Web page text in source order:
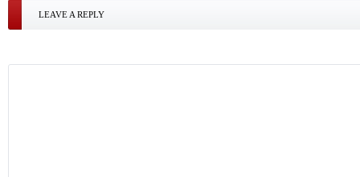
LEAVE A REPLY